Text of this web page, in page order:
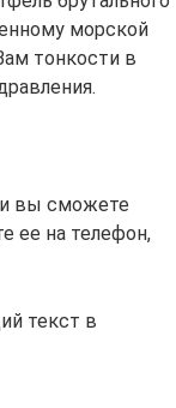
морской
тонкости в
вы сможете
ее на телефон,
текст в